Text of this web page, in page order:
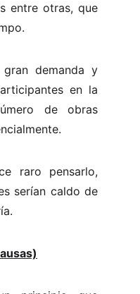
entre otras, que
demanda y
en la
de obras
raro pensarlo,
serían caldo de